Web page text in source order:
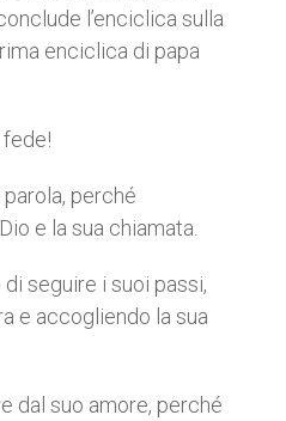
l’enciclica sulla
enciclica di papa
fede!
perché
e la sua chiamata.
seguire i suoi passi,
e accogliendo la sua
dal suo amore, perché